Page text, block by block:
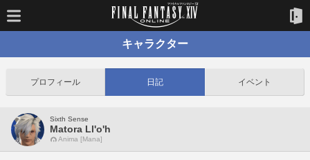
キャラクター
プロフィール 日記 イベント
Sixth Sense
Matora Ll'o'h
Anima [Mana]